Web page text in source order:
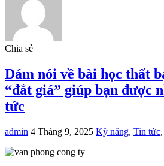
Chia sẻ
Dám nói về bài học thất
“đắt giá” giúp bạn được
tức
admin 4 Tháng 9, 2025 Kỹ năng, Tin tức,